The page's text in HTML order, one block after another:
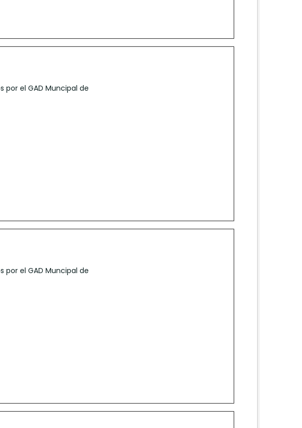
por el GAD Muncipal de
por el GAD Muncipal de